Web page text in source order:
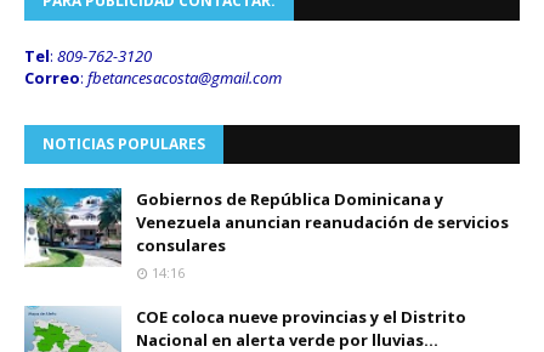
Tel: 809-762-3120
Correo: fbetancesacosta@gmail.com
NOTICIAS POPULARES
Gobiernos de República Dominicana y
Venezuela anuncian reanudación de servicios
consulares
14:16
COE coloca nueve provincias y el Distrito
Nacional en alerta verde por lluvias...